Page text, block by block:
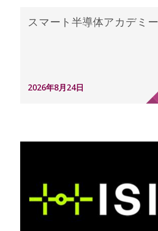
スマート半導体アカデミー
2026年8月24日